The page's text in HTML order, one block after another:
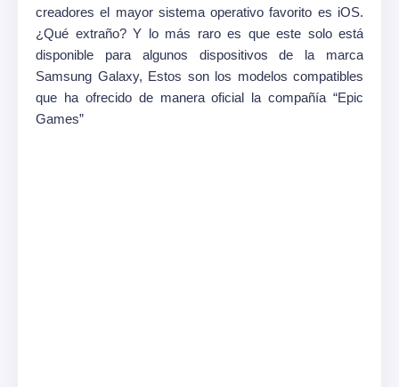
creadores el mayor sistema operativo favorito es iOS.
¿Qué extraño? Y lo más raro es que este solo está
disponible para algunos dispositivos de la marca
Samsung Galaxy, Estos son los modelos compatibles
que ha ofrecido de manera oficial la compañía “Epic
Games”